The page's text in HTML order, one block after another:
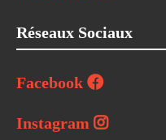
Réseaux Sociaux
Facebook
Instagram